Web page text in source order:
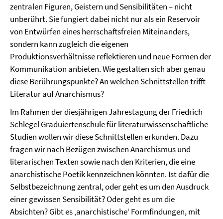
zentralen Figuren, Geistern und Sensibilitäten – nicht
unberührt. Sie fungiert dabei nicht nur als ein Reservoir
von Entwürfen eines herrschaftsfreien Miteinanders,
sondern kann zugleich die eigenen
Produktionsverhältnisse reflektieren und neue Formen der
Kommunikation anbieten. Wie gestalten sich aber genau
diese Berührungspunkte? An welchen Schnittstellen trifft
Literatur auf Anarchismus?
Im Rahmen der diesjährigen Jahrestagung der Friedrich
Schlegel Graduiertenschule für literaturwissenschaftliche
Studien wollen wir diese Schnittstellen erkunden. Dazu
fragen wir nach Bezügen zwischen Anarchismus und
literarischen Texten sowie nach den Kriterien, die eine
anarchistische Poetik kennzeichnen könnten. Ist dafür die
Selbstbezeichnung zentral, oder geht es um den Ausdruck
einer gewissen Sensibilität? Oder geht es um die
Absichten? Gibt es ‚anarchistische‘ Formfindungen, mit